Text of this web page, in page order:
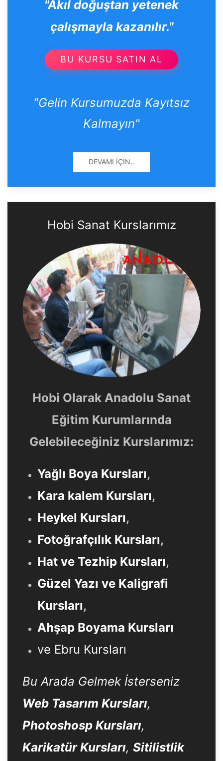
"Akıl doğuştan yetenek
çalışmayla kazanılır."
BU KURSU SATIN AL
"Gelin Kursumuzda Kayıtsız
Kalmayın"
DEVAMI İÇIN..
Hobi Sanat Kurslarımız
Hobi Olarak Anadolu Sanat
Eğitim Kurumlarında
Gelebileceğiniz Kurslarımız:
Yağlı Boya Kursları,
Kara kalem Kursları,
Heykel Kursları,
Fotoğrafçılık Kursları,
Hat ve Tezhip Kursları,
Güzel Yazı ve Kaligrafi
Kursları,
Ahşap Boyama Kursları
ve Ebru Kursları
Bu Arada Gelmek İsterseniz
Web Tasarım Kursları,
Photoshosp Kursları,
Karikatür Kursları, Sitilistlik